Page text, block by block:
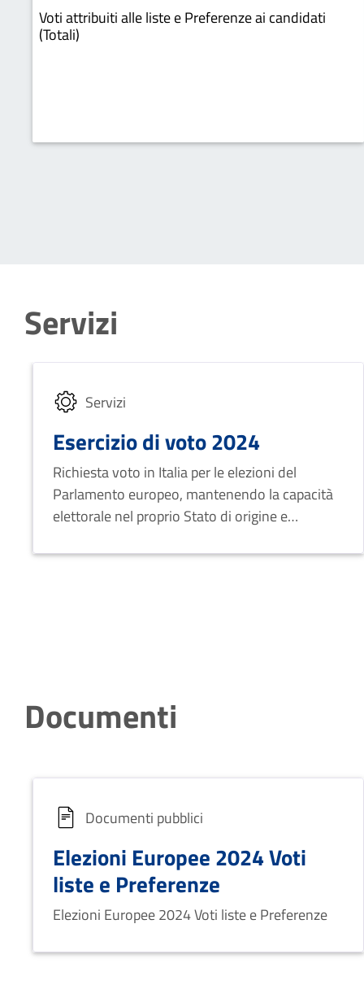
Voti attribuiti alle liste e Preferenze ai candidati
(Totali)
Servizi
Servizi
Esercizio di voto 2024
Richiesta voto in Italia per le elezioni del
Parlamento europeo, mantenendo la capacità
elettorale nel proprio Stato di origine e
giudiziari che comportino la perdita
Documenti
Documenti pubblici
Elezioni Europee 2024 Voti
liste e Preferenze
Elezioni Europee 2024 Voti liste e Preferenze